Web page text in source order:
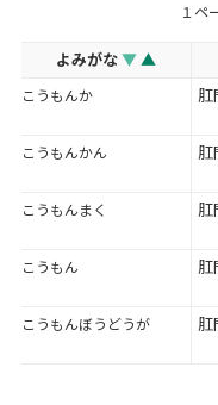
１ペ
よみがな▼ ▲
こうもんか 肛
こうもんかん
肛
こうもんまく 肛
こうもん 肛
こうもんぼうどうが 肛